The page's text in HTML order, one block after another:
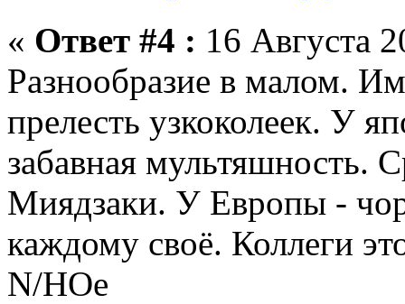
« Ответ #4 : 16 Августа
Разнообразие в малом.
прелесть узкоколеек. У
забавная мультяшность.
Миядзаки. У Европы -
каждому своё. Коллеги
N/НОе